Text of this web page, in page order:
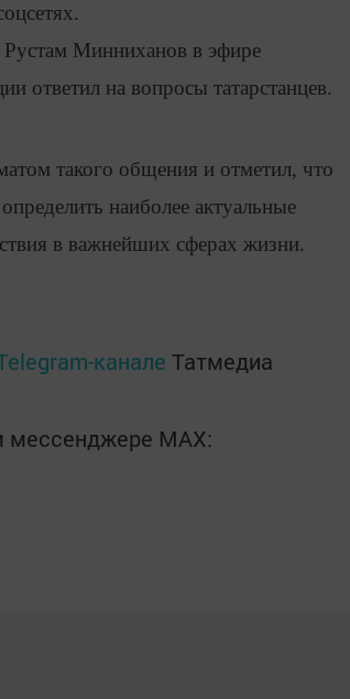
Минниханов в эфире
ответил на вопросы татарстанцев.
такого общения и отметил, что
наиболее актуальные
в важнейших сферах жизни.
канале Татмедиа
мессенджере MАХ: